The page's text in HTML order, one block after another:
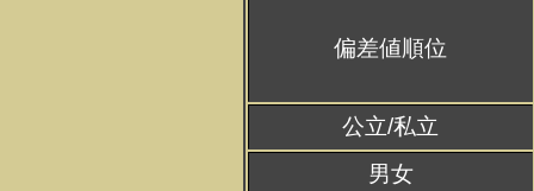
偏差値順位
公立/私立
男女